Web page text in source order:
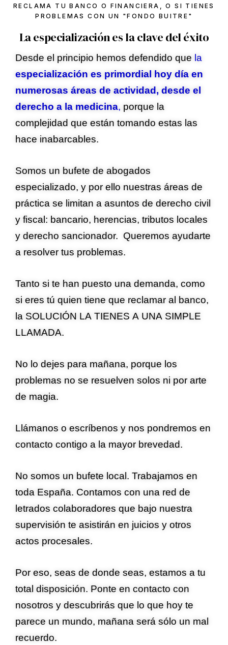
RECLAMA TU BANCO O FINANCIERA, O SI TIENES
PROBLEMAS CON UN "FONDO BUITRE"
La especialización es la clave del éxito
Desde el principio hemos defendido que la
especialización es primordial hoy día en
numerosas áreas de actividad, desde el
derecho a la medicina, porque la
complejidad que están tomando estas las
hace inabarcables.
Somos un bufete de abogados
especializado, y por ello nuestras áreas de
práctica se limitan a asuntos de derecho civil
y fiscal: bancario, herencias, tributos locales
y derecho sancionador. Queremos ayudarte
a resolver tus problemas.
Tanto si te han puesto una demanda, como
si eres tú quien tiene que reclamar al banco,
la SOLUCIÓN LA TIENES A UNA SIMPLE
LLAMADA.
No lo dejes para mañana, porque los
problemas no se resuelven solos ni por arte
de magia.
Llámanos o escríbenos y nos pondremos en
contacto contigo a la mayor brevedad.
No somos un bufete local. Trabajamos en
toda España. Contamos con una red de
letrados colaboradores que bajo nuestra
supervisión te asistirán en juicios y otros
actos procesales.
Por eso, seas de donde seas, estamos a tu
total disposición. Ponte en contacto con
nosotros y descubrirás que lo que hoy te
parece un mundo, mañana será sólo un mal
recuerdo.